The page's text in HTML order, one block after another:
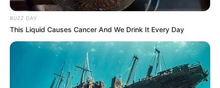
BUZZ DAY
This Liquid Causes Cancer And We Drink It Every Day